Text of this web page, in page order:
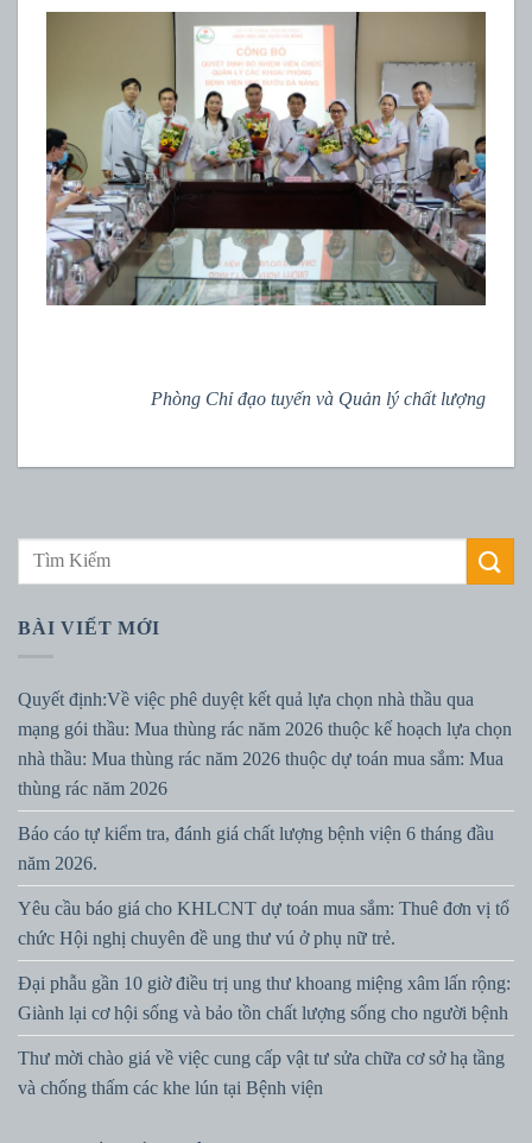
Phòng Chỉ đạo tuyến và Quản lý chất lượng
BÀI VIẾT MỚI
Quyết định:Về việc phê duyệt kết quả lựa chọn nhà thầu qua
mạng gói thầu: Mua thùng rác năm 2026 thuộc kế hoạch lựa chọn
nhà thầu: Mua thùng rác năm 2026 thuộc dự toán mua sắm: Mua
thùng rác năm 2026
Báo cáo tự kiểm tra, đánh giá chất lượng bệnh viện 6 tháng đầu
năm 2026.
Yêu cầu báo giá cho KHLCNT dự toán mua sắm: Thuê đơn vị tổ
chức Hội nghị chuyên đề ung thư vú ở phụ nữ trẻ.
Đại phẫu gần 10 giờ điều trị ung thư khoang miệng xâm lấn rộng:
Giành lại cơ hội sống và bảo tồn chất lượng sống cho người bệnh
Thư mời chào giá về việc cung cấp vật tư sửa chữa cơ sở hạ tầng
và chống thấm các khe lún tại Bệnh viện